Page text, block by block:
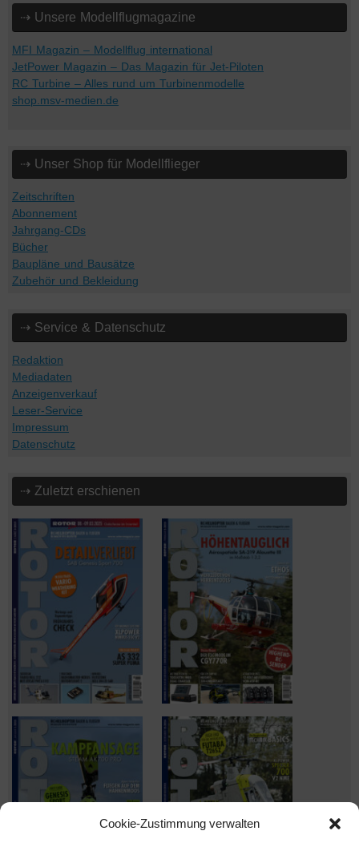
Cookie-Zustimmung verwalten
⇢ Unsere Modellflugmagazine
MFI Magazin – Modellflug international
JetPower Magazin – Das Magazin für Jet-Piloten
RC Turbine – Alles rund um Turbinenmodelle
shop.msv-medien.de
⇢ Unser Shop für Modellflieger
Zeitschriften
Abonnement
Jahrgang-CDs
Bücher
Baupläne und Bausätze
Zubehör und Bekleidung
⇢ Service & Datenschutz
Redaktion
Mediadaten
Anzeigenverkauf
Leser-Service
Impressum
Datenschutz
⇢ Zuletzt erschienen